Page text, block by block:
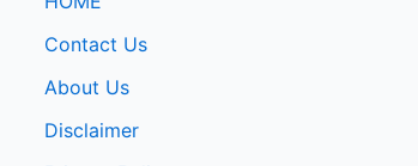
Contact Us
About Us
Disclaimer